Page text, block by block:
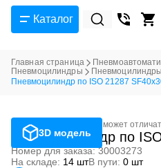
Каталог
Главная страница
Пневмоцилиндры
Пневмоцилиндр по ISO 21287
3D модель
Фотография может
Пневмоцилиндр по
Номер для заказа: 30003273
На складе: 14 штВ пути: 0 шт